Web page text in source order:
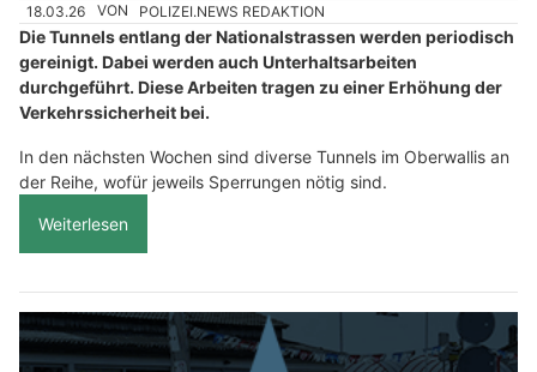
18.03.26 VON POLIZEI.NEWS REDAKTION
Die Tunnels entlang der Nationalstrassen werden periodisch
gereinigt. Dabei werden auch Unterhaltsarbeiten
durchgeführt. Diese Arbeiten tragen zu einer Erhöhung der
Verkehrssicherheit bei.
In den nächsten Wochen sind diverse Tunnels im Oberwallis an
der Reihe, wofür jeweils Sperrungen nötig sind.
Weiterlesen